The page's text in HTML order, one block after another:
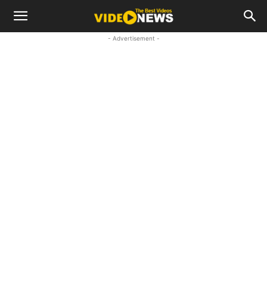
- Advertisement -